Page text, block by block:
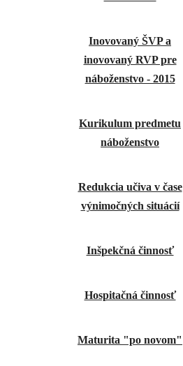
Inovovaný ŠVP a
inovovaný RVP pre
náboženstvo - 2015
Kurikulum predmetu
náboženstvo
Redukcia učiva v čase
výnimočných situácií
Inšpekčná činnosť
Hospitačná činnosť
Maturita "po novom"